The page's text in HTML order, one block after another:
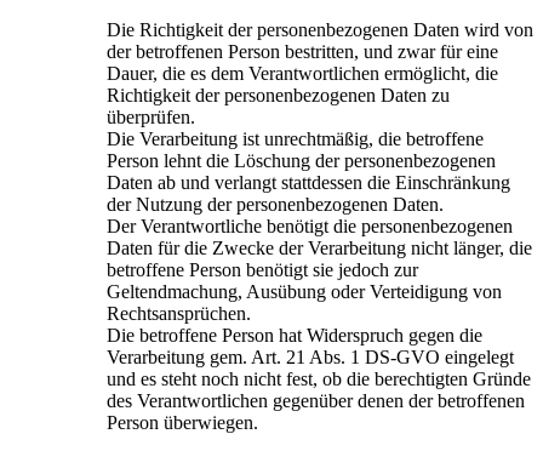
Die Richtigkeit der personenbezogenen Daten wird von
der betroffenen Person bestritten, und zwar für eine
Dauer, die es dem Verantwortlichen ermöglicht, die
Richtigkeit der personenbezogenen Daten zu
überprüfen.
Die Verarbeitung ist unrechtmäßig, die betroffene
Person lehnt die Löschung der personenbezogenen
Daten ab und verlangt stattdessen die Einschränkung
der Nutzung der personenbezogenen Daten.
Der Verantwortliche benötigt die personenbezogenen
Daten für die Zwecke der Verarbeitung nicht länger, die
betroffene Person benötigt sie jedoch zur
Geltendmachung, Ausübung oder Verteidigung von
Rechtsansprüchen.
Die betroffene Person hat Widerspruch gegen die
Verarbeitung gem. Art. 21 Abs. 1 DS-GVO eingelegt
und es steht noch nicht fest, ob die berechtigten Gründe
des Verantwortlichen gegenüber denen der betroffenen
Person überwiegen.